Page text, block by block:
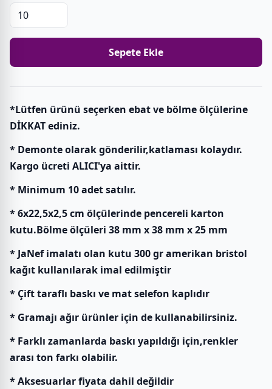
Sepete Ekle
*Lütfen ürünü seçerken ebat ve bölme ölçülerine
DİKKAT ediniz.
* Demonte olarak gönderilir,katlaması kolaydır.
Kargo ücreti ALICI'ya aittir.
* Minimum 10 adet satılır.
* 6x22,5x2,5 cm ölçülerinde pencereli karton
kutu.Bölme ölçüleri 38 mm x 38 mm x 25 mm
* JaNef imalatı olan kutu 300 gr amerikan bristol
kağıt kullanılarak imal edilmiştir
* Çift taraflı baskı ve mat selefon kaplıdır
* Gramajı ağır ürünler için de kullanabilirsiniz.
* Farklı zamanlarda baskı yapıldığı için,renkler
arası ton farkı olabilir.
* Aksesuarlar fiyata dahil değildir